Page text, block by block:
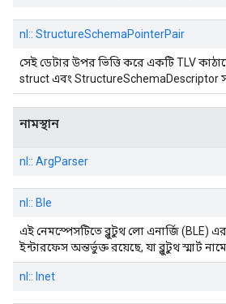
nl:: StructureSchemaPointerPair
সেই ডেটার উপর ভিত্তি করে একটি TLV
struct এবং StructureSchemaDescriptor
নামস্থান
nl:: ArgParser
nl:: Ble
এই নেমস্পেসটিতে ব্লুটুথ লো এনার্জি (BLE)
ইন্টারফেস অন্তর্ভুক্ত রয়েছে, যা ব্লুটুথ স্মার্ট
nl:: Inet